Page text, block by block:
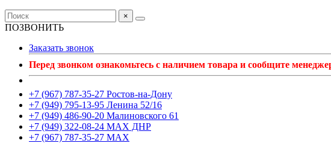
×
ПОЗВОНИТЬ
Заказать звонок
Перед звонком ознакомьтесь с наличием товара и сообщите
+7 (967) 787-35-27 Ростов-на-Дону
+7 (949) 795-13-95 Ленина 52/16
+7 (949) 486-90-20 Малиновского 61
+7 (949) 322-08-24 MAX ДНР
+7 (967) 787-35-27 MAX